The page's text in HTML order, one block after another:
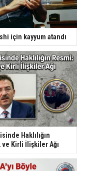
için kayyum atandı
Haklılığın
ve Kirli İlişkiler Ağı